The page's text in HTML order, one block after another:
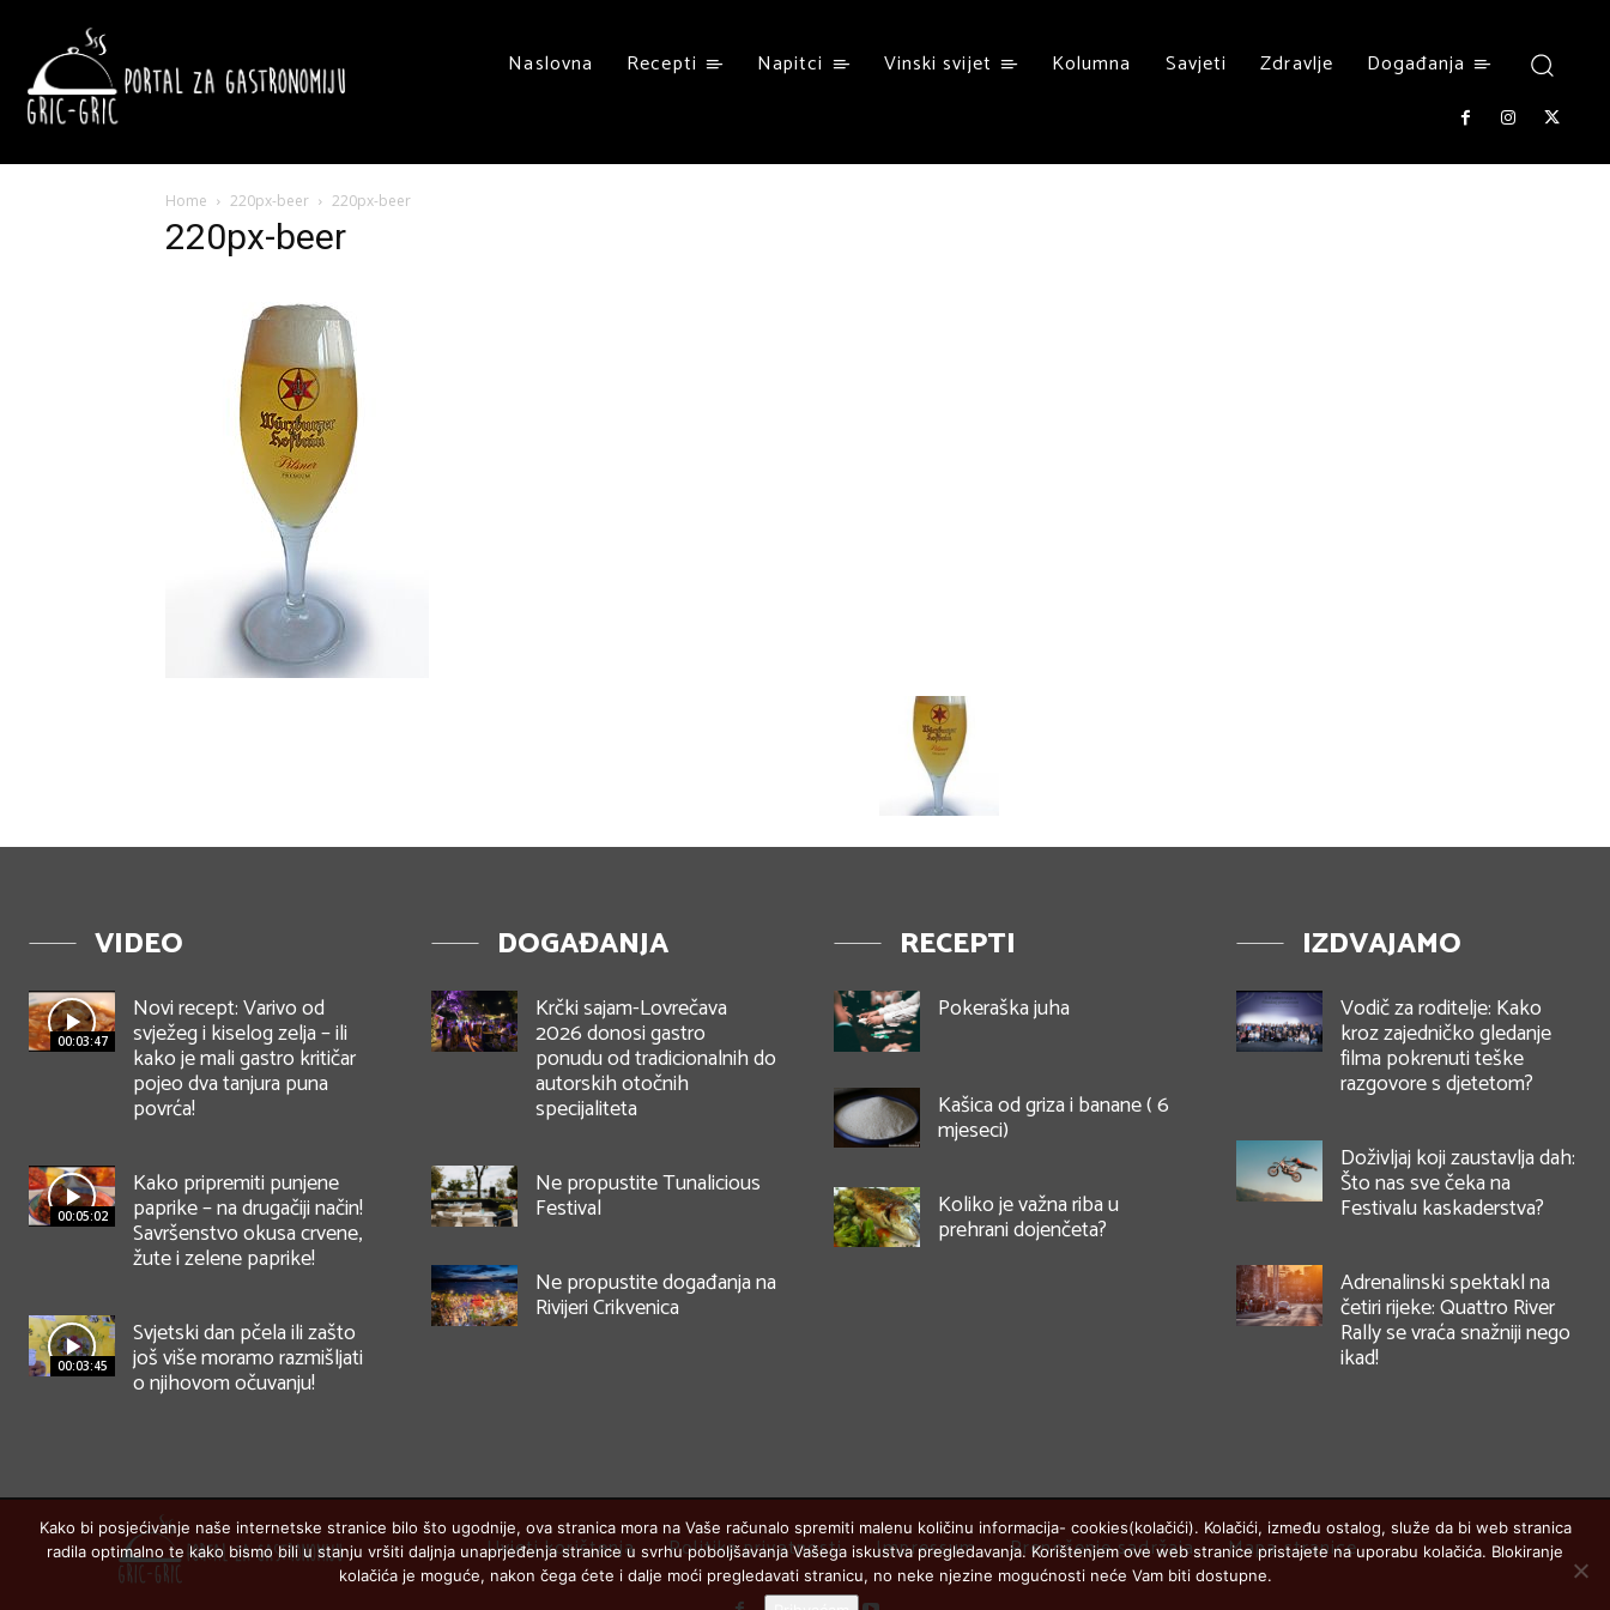
Naslovna Recepti Napitci Vinski svijet Kolumna Savjeti Zdravlje Događanja
Home 220px-beer 220px-beer
220px-beer
VIDEO
00:03:47
Novi recept: Varivo od
svježeg i kiselog zelja – ili
kako je mali gastro kritičar
pojeo dva tanjura puna
povrća!
00:05:02
Kako pripremiti punjene
paprike – na drugačiji način!
Savršenstvo okusa crvene,
žute i zelene paprike!
00:03:45
Svjetski dan pčela ili zašto
još više moramo razmišljati
o njihovom očuvanju!
DOGAĐANJA
Krčki sajam-Lovrečava
2026 donosi gastro
ponudu od tradicionalnih do
autorskih otočnih
specijaliteta
Ne propustite Tunalicious
Festival
Ne propustite događanja na
Rivijeri Crikvenica
RECEPTI
Pokeraška juha
Kašica od griza i banane ( 6
mjeseci)
Koliko je važna riba u
prehrani dojenčeta?
IZDVAJAMO
Vodič za roditelje: Kako
kroz zajedničko gledanje
filma pokrenuti teške
razgovore s djetetom?
Doživljaj koji zaustavlja dah:
Što nas sve čeka na
Festivalu kaskaderstva?
Adrenalinski spektakl na
četiri rijeke: Quattro River
Rally se vraća snažniji nego
ikad!
Uvjeti korištenja Politika privatnosti Impressum Prenošenje sadržaja Mapa stranice
Kako bi posjećivanje naše internetske stranice bilo što ugodnije, ova stranica mora na Vaše računalo spremiti malenu količinu informacija- cookies(kolačići). Kolačići, između ostalog, služe da bi web stranica
radila optimalno te kako bismo bili u stanju vršiti daljnja unaprjeđenja stranice u svrhu poboljšavanja Vašega iskustva pregledavanja. Korištenjem ove web stranice pristajete na uporabu kolačića. Blokiranje
kolačića je moguće, nakon čega ćete i dalje moći pregledavati stranicu, no neke njezine mogućnosti neće Vam biti dostupne.